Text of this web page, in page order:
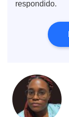
respondido.